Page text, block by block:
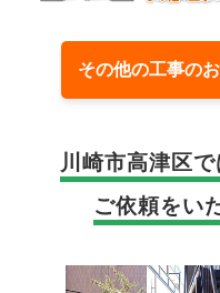
その他の工事の
川崎市高津区で
ご依頼をい